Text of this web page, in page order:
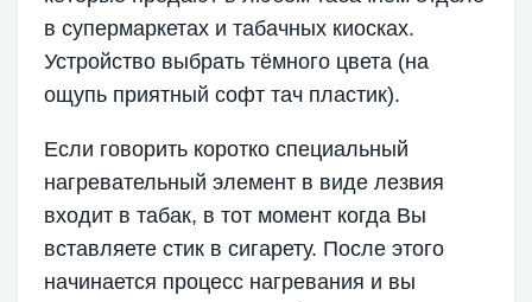
в супермаркетах и табачных киосках.
Устройство выбрать тёмного цвета (на
ощупь приятный софт тач пластик).
Если говорить коротко специальный
нагревательный элемент в виде лезвия
входит в табак, в тот момент когда Вы
вставляете стик в сигарету. После этого
начинается процесс нагревания и вы